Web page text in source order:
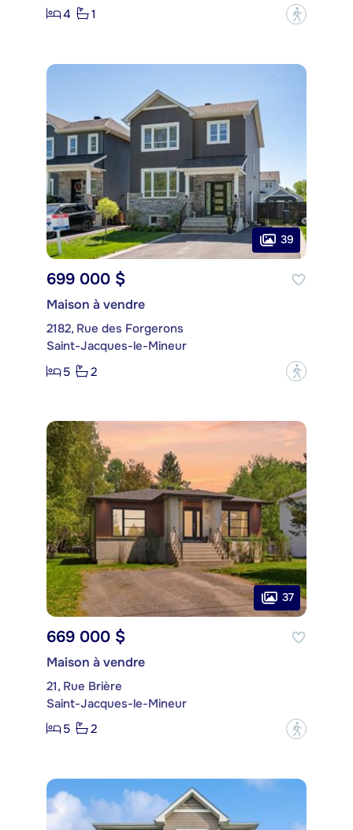
4
1 ?
39
699 000 $
Maison à vendre
2182, Rue des Forgerons
Saint-Jacques-le-Mineur
5
2 ?
37
669 000 $
Maison à vendre
21, Rue Brière
Saint-Jacques-le-Mineur
5
2 ?